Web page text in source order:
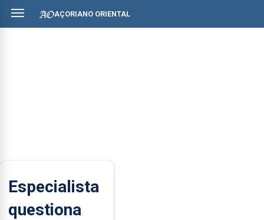
AÇORIANO ORIENTAL
Especialista
questiona